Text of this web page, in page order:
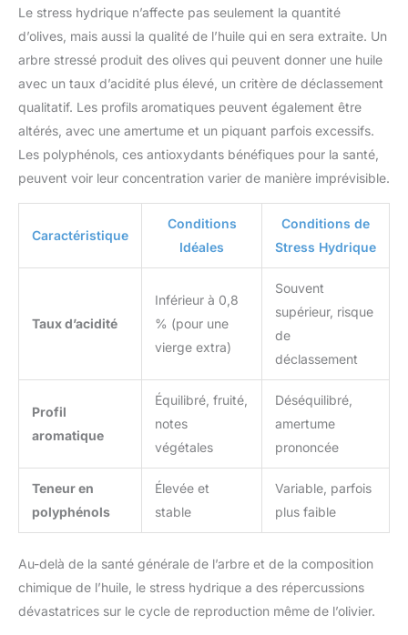
Le stress hydrique n’affecte pas seulement la quantité
d’olives, mais aussi la qualité de l’huile qui en sera extraite. Un
arbre stressé produit des olives qui peuvent donner une huile
avec un taux d’acidité plus élevé, un critère de déclassement
qualitatif. Les profils aromatiques peuvent également être
altérés, avec une amertume et un piquant parfois excessifs.
Les polyphénols, ces antioxydants bénéfiques pour la santé,
peuvent voir leur concentration varier de manière imprévisible.
Caractéristique
Conditions
Idéales
Conditions de
Stress Hydrique
Taux d’acidité
Inférieur à 0,8
% (pour une
vierge extra)
Souvent
supérieur, risque
de
déclassement
Profil
aromatique
Équilibré, fruité,
notes
végétales
Déséquilibré,
amertume
prononcée
Teneur en
polyphénols
Élevée et
stable
Variable, parfois
plus faible
Au-delà de la santé générale de l’arbre et de la composition
chimique de l’huile, le stress hydrique a des répercussions
dévastatrices sur le cycle de reproduction même de l’olivier.